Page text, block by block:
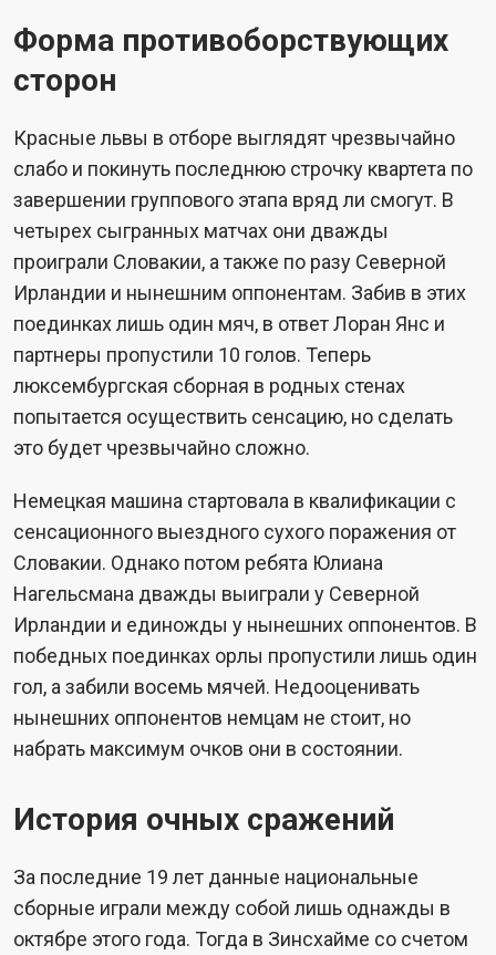
Форма противоборствующих
сторон
Красные львы в отборе выглядят чрезвычайно
слабо и покинуть последнюю строчку квартета по
завершении группового этапа вряд ли смогут. В
четырех сыгранных матчах они дважды
проиграли Словакии, а также по разу Северной
Ирландии и нынешним оппонентам. Забив в этих
поединках лишь один мяч, в ответ Лоран Янс и
партнеры пропустили 10 голов. Теперь
люксембургская сборная в родных стенах
попытается осуществить сенсацию, но сделать
это будет чрезвычайно сложно.
Немецкая машина стартовала в квалификации с
сенсационного выездного сухого поражения от
Словакии. Однако потом ребята Юлиана
Нагельсмана дважды выиграли у Северной
Ирландии и единожды у нынешних оппонентов. В
победных поединках орлы пропустили лишь один
гол, а забили восемь мячей. Недооценивать
нынешних оппонентов немцам не стоит, но
набрать максимум очков они в состоянии.
История очных сражений
За последние 19 лет данные национальные
сборные играли между собой лишь однажды в
октябре этого года. Тогда в Зинсхайме со счетом